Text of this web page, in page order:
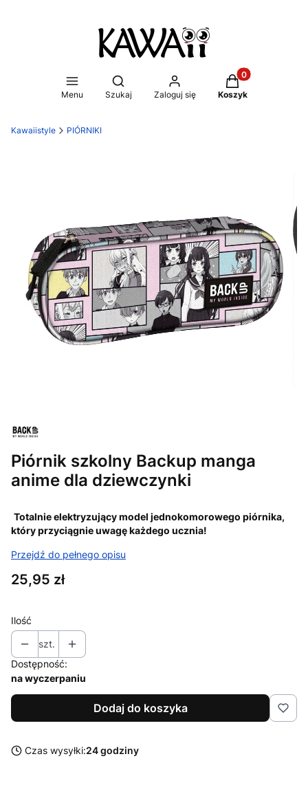
Menu
Otwórz wyszukiwarkę
Szukaj Zaloguj się
Produkty w
Koszyk
Kawaiistyle PIÓRNIKI
Piórnik szkolny Backup manga
anime dla dziewczynki
Totalnie elektryzujący model jednokomorowego piórnika,
który przyciągnie uwagę każdego ucznia!
Przejdź do pełnego opisu
Cena
25,95 zł
Ilość
szt.
Dostępność:
na wyczerpaniu
Dodaj do koszyka
Czas wysyłki:24 godziny